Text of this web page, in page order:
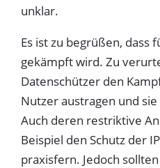
unklar.
Es ist zu begrüßen, dass
gekämpft wird. Zu
Datenschützer den
Nutzer austragen und
Auch deren restriktive
Beispiel den Schutz der
praxisfern. Jedoch